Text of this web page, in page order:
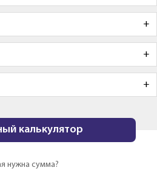
калькулятор
нужна сумма?